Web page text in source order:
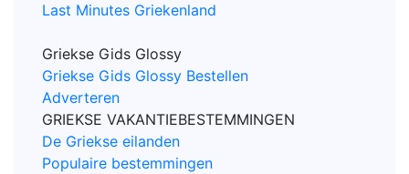
Last Minutes Griekenland
Griekse Gids Glossy
Griekse Gids Glossy Bestellen
Adverteren
GRIEKSE VAKANTIEBESTEMMINGEN
De Griekse eilanden
Populaire bestemmingen